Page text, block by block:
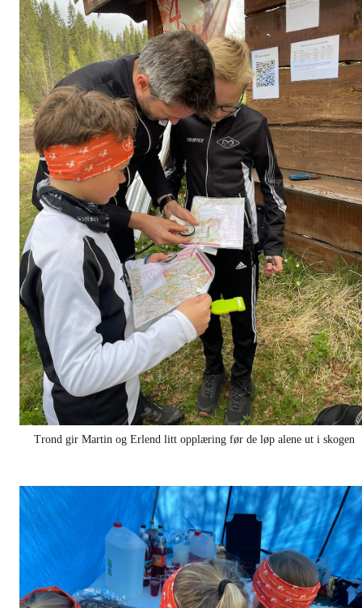
Trond gir Martin og Erlend litt opplæring før de løp alene ut i skogen